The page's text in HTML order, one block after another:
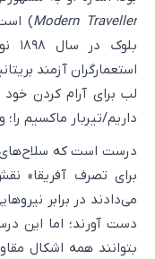
Modern Traveller
)
استعمارگران آزمند
لب برای آرام کردن
داریم/تیربار ماکسیم را؛
درست است که سلاح‌های
برای تصرف آفریقا»
می‌دادند در برابر
دست آورند؛ اما این
بتوانند همه اشکال